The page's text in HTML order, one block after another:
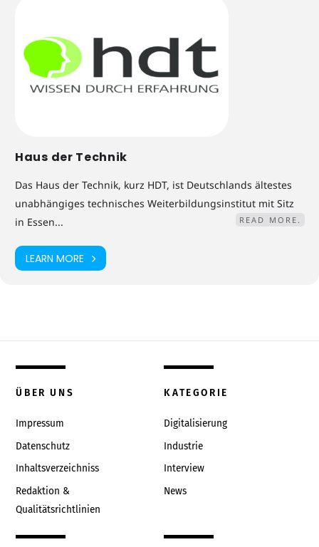
Haus der Technik
Das Haus der Technik, kurz HDT, ist Deutschlands ältestes
unabhängiges technisches Weiterbildungsinstitut mit Sitz
in Essen...
READ MORE.
LEARN MORE
ÜBER UNS
Impressum
Datenschutz
Inhaltsverzeichniss
Redaktion &
Qualitätsrichtlinien
KATEGORIE
Digitalisierung
Industrie
Interview
News